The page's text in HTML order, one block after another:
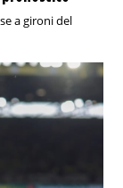
a gironi del